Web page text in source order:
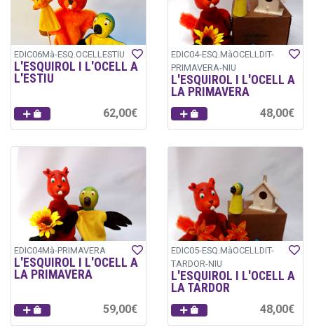
EDIC06Mà-ESQ.OCELLESTIU
L'ESQUIROL I L'OCELL A
L'ESTIU
62,00€
EDIC04-ESQ.MàOCELLDIT-
PRIMAVERA-NIU
L'ESQUIROL I L'OCELL A
LA PRIMAVERA
48,00€
EDIC04Mà-PRIMAVERA
L'ESQUIROL I L'OCELL A
LA PRIMAVERA
59,00€
EDIC05-ESQ.MàOCELLDIT-
TARDOR-NIU
L'ESQUIROL I L'OCELL A
LA TARDOR
48,00€